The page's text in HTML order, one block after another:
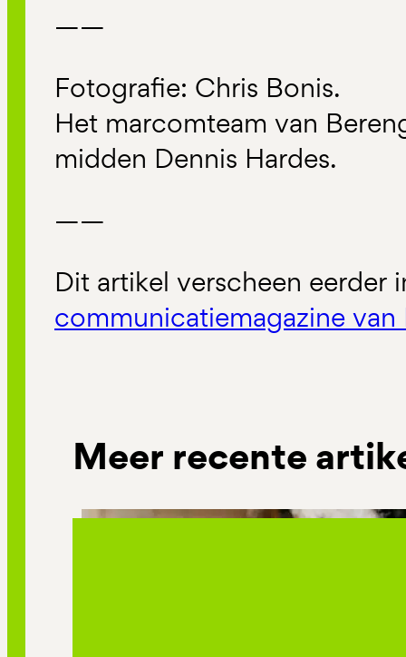
——
Fotografie: Chris Bonis.
Het marcomteam van
midden Dennis Hardes.
——
Dit artikel verscheen eerder
communicatiemagazine van
Meer recente